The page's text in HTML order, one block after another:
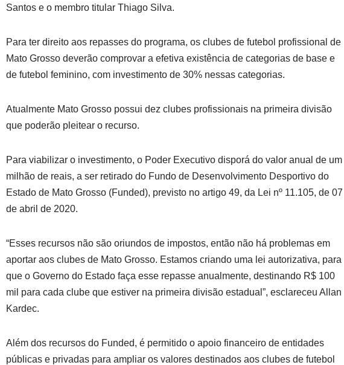
Santos e o membro titular Thiago Silva.
Para ter direito aos repasses do programa, os clubes de futebol profissional de
Mato Grosso deverão comprovar a efetiva existência de categorias de base e
de futebol feminino, com investimento de 30% nessas categorias.
Atualmente Mato Grosso possui dez clubes profissionais na primeira divisão
que poderão pleitear o recurso.
Para viabilizar o investimento, o Poder Executivo disporá do valor anual de um
milhão de reais, a ser retirado do Fundo de Desenvolvimento Desportivo do
Estado de Mato Grosso (Funded), previsto no artigo 49, da Lei nº 11.105, de 07
de abril de 2020.
“Esses recursos não são oriundos de impostos, então não há problemas em
aportar aos clubes de Mato Grosso. Estamos criando uma lei autorizativa, para
que o Governo do Estado faça esse repasse anualmente, destinando R$ 100
mil para cada clube que estiver na primeira divisão estadual”, esclareceu Allan
Kardec.
Além dos recursos do Funded, é permitido o apoio financeiro de entidades
públicas e privadas para ampliar os valores destinados aos clubes de futebol